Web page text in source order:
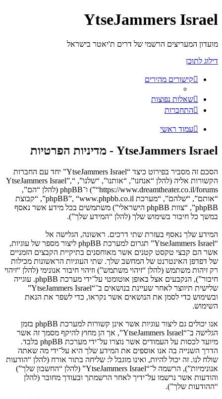
YtseJammers Israel
מועדון המעריצים הרשמי של דרים ת'יאטר בישראל
דילוג לתוכן
קישורים מהירים
שאלות נפוצות
התחברות
עמוד ראשי
YtseJammers Israel - מדיניות הפרטיות
הסכם זה מסביר בפירוט כיצד “YtseJammers Israel” יחד עם החברות
הקשורות אליה (להלן “אנחנו”, “אותנו”, “שלנו”, “YtseJammers Israel”,
“https://www.dreamtheater.co.il/forums”) ו־phpBB (להלן “הם”,
“אותם”, “שלהם”, “מערכת phpBB”, “www.phpbb.co.il”, “קבוצת
phpBB”, “צוות phpBB הישראלי”) משתמשים בכל מידע אשר נאסף
במשך כל חיבור בשימוש שלך (להלן “המידע שלך”).
המידע שלך נאסף בעזרת שתי דרכים. ראשונה, הגלישה אל
“YtseJammers Israel” תגרום למערכת phpBB ליצור מספר של עוגיות,
אשר הם קבצי טקסט קטנים אשר מאוחסנים בתיקיית הקבצים הזמניים
של דפדפן האינטרנט של המחשב שלך. שתי העוגיות הראשונות מכילות
רק זיהות משתמש (להלן “זיהוי משתמש”) וזיהוי חיבור אנונימי (להלן “זיהוי
חיבור”), הנקבעים אצל באופן אוטומטי על־ידי מערכת phpBB. עוגייה
שלישית תיווצר לאחר שעיינת בנושאים ב־“YtseJammers Israel”
ובשימוש כדי לסמן את הנושאים אשר נקראו, כדי לשפר את הנאת
השימוש.
אנו יכולים גם ליצור עוגיות אשר אינן קשורות למערכת phpBB בזמן
הגלישה ב־“YtseJammers Israel”, אך הן מחוץ להיקף מסמך זה אשר
מיועד לכסות על העמודים אשר נוצרו על־ידי מערכת phpBB בלבד.
הדרך השנייה בה אנו אוספים את המידע שלך היא על־ידי מה שאתה
שולח לנו. זה יכול להיות, ואינו מוגבל ל: שליחה בתור אורח (להלן “הודעות
אנונימיות”), הרשמה ל־“YtseJammers Israel” (להלן “החשבון שלך”)
והודעות אשר נרשמו על־ידיך לאחר הרשמתך ובעודך מחובר (להלן
“ההודעות שלך”).